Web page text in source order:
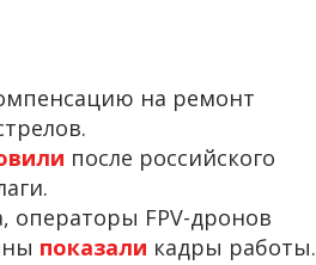
на ремонт
после российского
операторы FPV-дронов
показали кадры работы.